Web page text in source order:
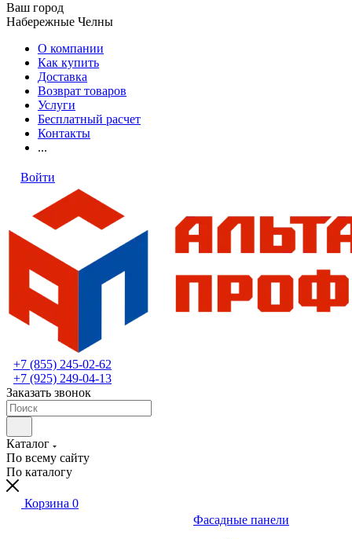
Ваш город
Набережные Челны
О компании
Как купить
Доставка
Возврат товаров
Услуги
Бесплатный расчет
Контакты
...
Войти
+7 (855) 245-02-62
+7 (925) 249-04-13
Заказать звонок
Каталог
По всему сайту
По каталогу
Корзина 0
Фасадные панели